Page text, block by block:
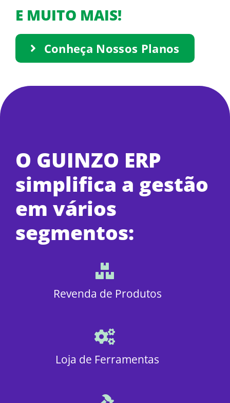
E MUITO MAIS!
Conheça Nossos Planos
O GUINZO ERP
simplifica a gestão
em vários
segmentos:
Revenda de Produtos
Loja de Ferramentas